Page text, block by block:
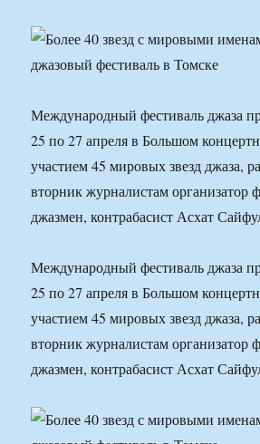
Международный фестиваль джаза
25 по 27 апреля в Большом
участием 45 мировых звезд джаза,
вторник журналистам организатор
джазмен, контрабасист Асхат
Международный фестиваль джаза
25 по 27 апреля в Большом
участием 45 мировых звезд джаза,
вторник журналистам организатор
джазмен, контрабасист Асхат